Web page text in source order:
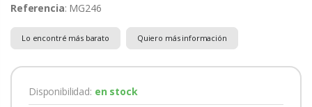
Referencia: MG246
Lo encontré más barato Quiero más información
Disponibilidad: en stock